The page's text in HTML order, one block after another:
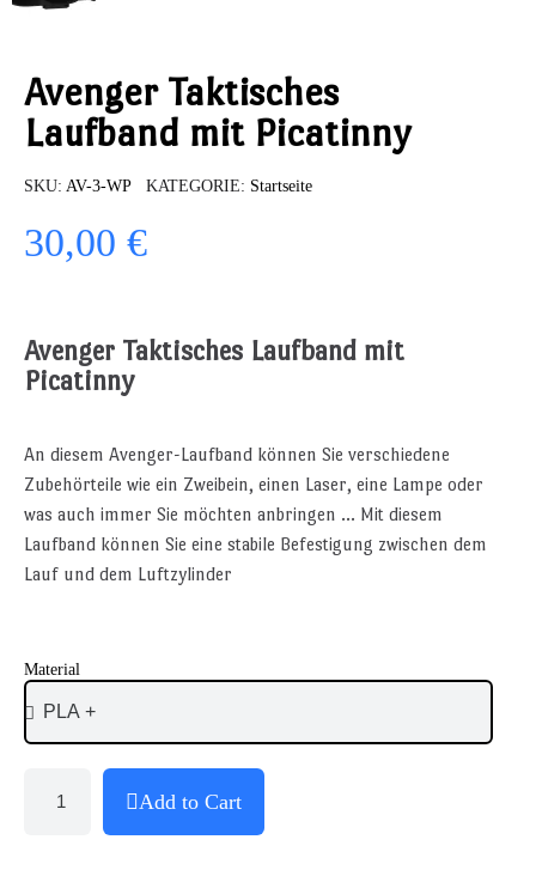
Avenger Taktisches
Laufband mit Picatinny
SKU AV-3-WP KATEGORIE Startseite
30,00 €
Avenger Taktisches Laufband mit
Picatinny
An diesem Avenger-Laufband können Sie verschiedene
Zubehörteile wie ein Zweibein, einen Laser, eine Lampe oder
was auch immer Sie möchten anbringen ... Mit diesem
Laufband können Sie eine stabile Befestigung zwischen dem
Lauf und dem Luftzylinder
Material
Add to Cart